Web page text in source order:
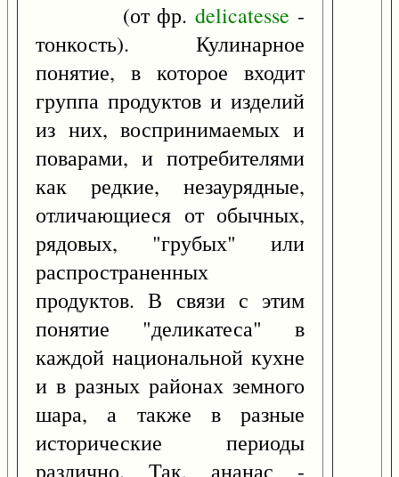
(от фр.delicatesse -
тонкость). Кулинарное
понятие, в которое входит
группа продуктов и изделий
из них, воспринимаемых и
поварами, и потребителями
как редкие, незаурядные,
отличающиеся от обычных,
рядовых, "грубых" или
распространенных
продуктов. В связи с этим
понятие "деликатеса" в
каждой национальной кухне
и в разных районах земного
шара, а также в разные
исторические периоды
различно. Так, ананас -